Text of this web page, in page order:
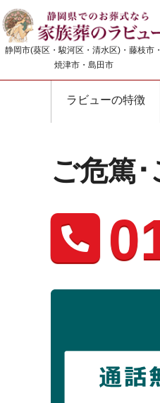
静岡市(葵区・駿河区・清水区)・藤枝市・
焼津市・島田市
ラビューの特徴
ご危篤